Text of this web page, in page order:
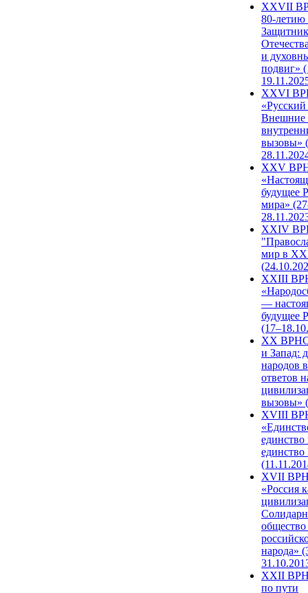
ХХVII
80-
и
подвиг»
XXVI
Внешние
вызовы»
XXV
будущее
мира»
XXIV
мир в
XXIII
—
будущее
XX ВРНС
и Запад:
народов
ответов
вызовы»
XVIII
единство
единство
XVII
«Россия
народа»
XXII
по пути